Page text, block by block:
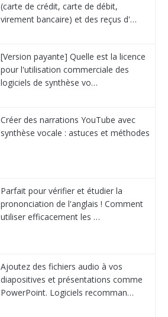
(carte de crédit, carte de débit,
virement bancaire) et des reçus d'…
[Version payante] Quelle est la licence
pour l'utilisation commerciale des
logiciels de synthèse vo…
Créer des narrations YouTube avec
synthèse vocale : astuces et méthodes
Parfait pour vérifier et étudier la
prononciation de l'anglais ! Comment
utiliser efficacement les …
Ajoutez des fichiers audio à vos
diapositives et présentations comme
PowerPoint. Logiciels recomman…